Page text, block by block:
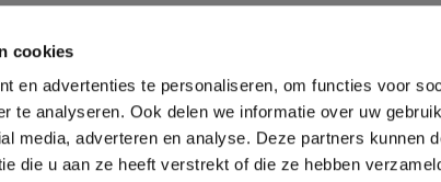
cookies
en advertenties te personaliseren, om functies voor
te analyseren. Ook delen we informatie over uw
media, adverteren en analyse. Deze partners kunnen
die u aan ze heeft verstrekt of die ze hebben